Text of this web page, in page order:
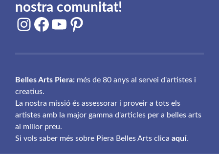
nostra comunitat!
Instagram
Facebook
YouTube
Pinterest
Belles Arts Piera: més de 80 anys al servei d'artistes i
creatius.
La nostra missió és assessorar i proveir a tots els
artistes amb la major gamma d'articles per a belles arts
al millor preu.
Si vols saber més sobre Piera Belles Arts clicaaquí.